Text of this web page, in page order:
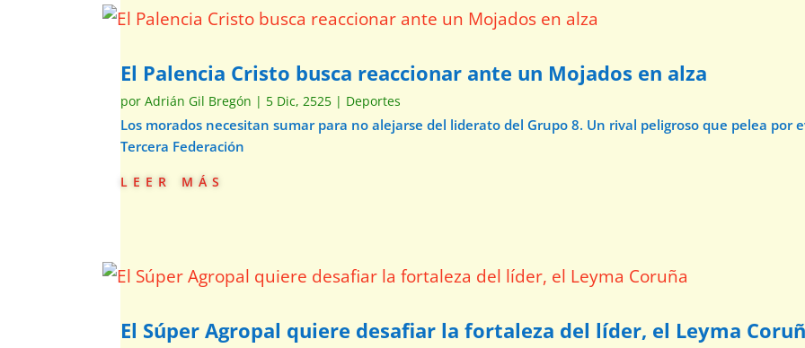
El Palencia Cristo busca reaccionar ante un Mojados en alza
porAdrián Gil Bregón | 5 Dic, 2525 | Deportes
Los morados necesitan sumar para no alejarse del liderato del Grupo 8. Un rival peligroso que pelea por
Tercera Federación
leer más
El Súper Agropal quiere desafiar la fortaleza del líder, el Leyma